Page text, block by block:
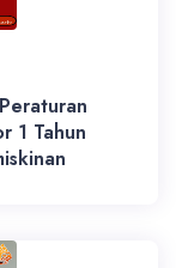
1 Tahun